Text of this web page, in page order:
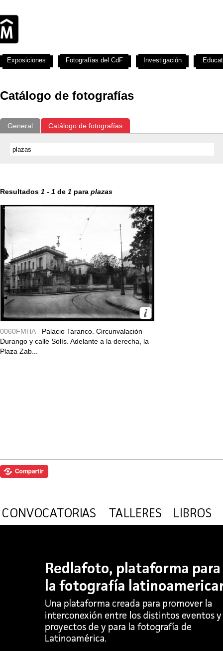
Catálogo de fotografías
General Catálogo de fotografías
Resultados 1 - 1 de 1 para plazas
0060FMHA - Palacio Taranco. Circunvalación
Durango y calle Solís. Adelante a la derecha, la
Plaza Zab...
Exposiciones Fotografías del CdF Investigación